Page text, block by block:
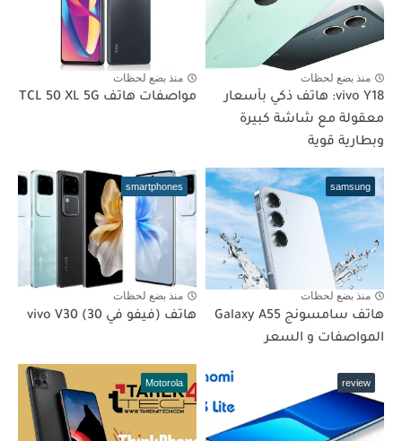
منذ بضع لحظات
vivo Y18: هاتف ذكي بأسعار
معقولة مع شاشة كبيرة
وبطارية قوية
منذ بضع لحظات
مواصفات هاتف TCL 50 XL 5G
samsung
منذ بضع لحظات
هاتف سامسونج Galaxy A55
المواصفات و السعر
smartphones
منذ بضع لحظات
هاتف (فيفو في 30) vivo V30
review
Motorola